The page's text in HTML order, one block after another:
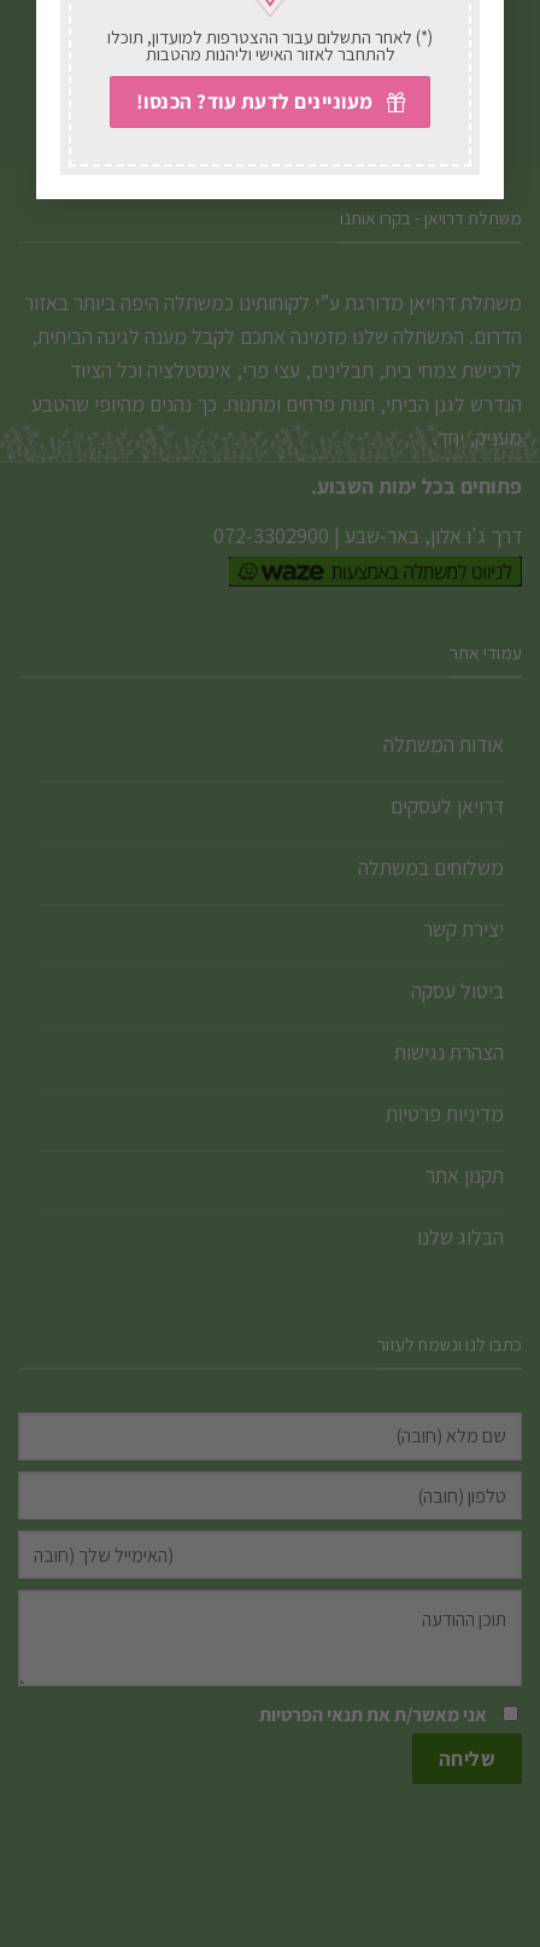
(*) לאחר התשלום עבור ההצטרפות למועדון, תוכלו
להתחבר לאזור האישי וליהנות מהטבות
מעוניינים לדעת עוד? הכנסו!
אני מאשר/ת את
משתלת דרויאן - בקרו אותנו
משתלת דרויאן מדורגת ע”י לקוחותינו כמשתלה היפה ביותר באזור
הדרום. המשתלה שלנו מזמינה אתכם לקבל מענה לגינה הביתית,
לרכישת צמחי בית, תבלינים, עצי פרי, אינסטלציה וכל הציוד
הנדרש לגנן הביתי, חנות פרחים ומתנות. כך נהנים מהיופי שהטבע
מעניק, יחד.
פתוחים בכל ימות השבוע.
דרך ג'ו אלון, באר-שבע |
072-3302900
עמודי אתר
אודות המשתלה
דרויאן לעסקים
משלוחים במשתלה
יצירת קשר
ביטול עסקה
הצהרת נגישות
מדיניות פרטיות
תקנון אתר
הבלוג שלנו
כתבו לנו ונשמח לעזור
אני מאשר/ת אתתנאי הפרטיות